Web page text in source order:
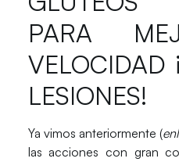
PARA
VELOCIDAD
LESIONES!
Ya vimos anteriormente (
las acciones con gran